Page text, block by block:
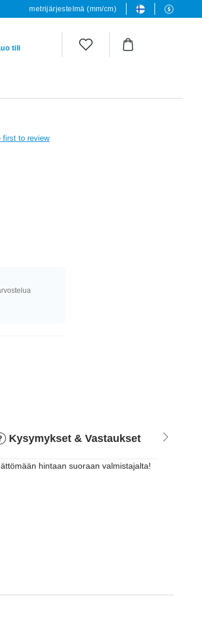
metrijärjestelmä (mm/cm)
tili
first to review
Kysymykset & Vastaukset
hintaan suoraan valmistajalta!